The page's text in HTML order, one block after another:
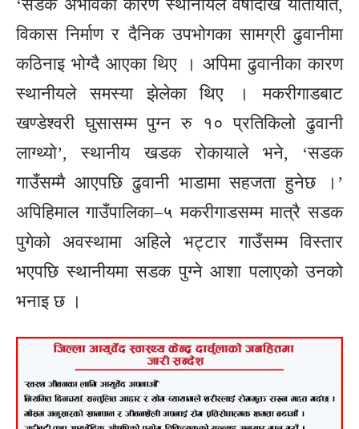
‘सडक अभावका कारण स्थानीयले वर्षौंदेखि यातायात,
विकास निर्माण र दैनिक उपभोगका सामग्री ढुवानीमा
कठिनाइ भोग्दै आएका थिए । अपिमा ढुवानीका कारण
स्थानीयले समस्या झेलेका थिए । मकरीगाडबाट
खण्डेश्वरी घुसासम्म पुग्न रु १० प्रतिकिलो ढुवानी
लाग्थ्यो’, स्थानीय खडक रोकायाले भने, ‘सडक
गाउँसम्मै आएपछि ढुवानी भाडामा सहजता हुनेछ ।’
अपिहिमाल गाउँपालिका–५ मकरीगाडसम्म मात्रै सडक
पुगेको अवस्थामा अहिले भट्टार गाउँसम्म विस्तार
भएपछि स्थानीयमा सडक पुग्ने आशा पलाएको उनको
भनाइ छ ।